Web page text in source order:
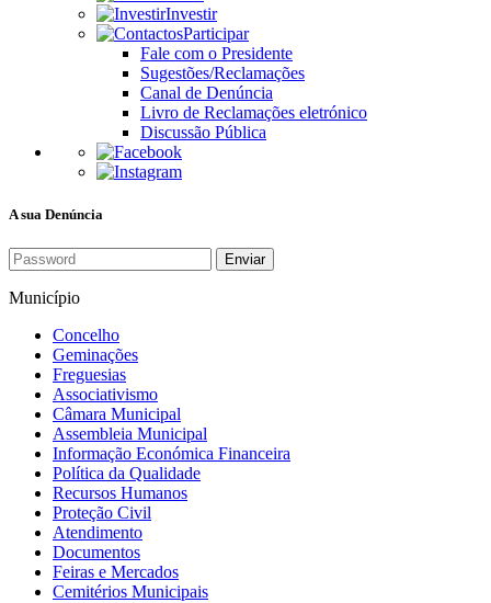
Investir
Participar
Fale com o Presidente
Sugestões/Reclamações
Canal de Denúncia
Livro de Reclamações eletrónico
Discussão Pública
A sua Denúncia
Enviar
Município
Concelho
Geminações
Freguesias
Associativismo
Câmara Municipal
Assembleia Municipal
Informação Económica Financeira
Política da Qualidade
Recursos Humanos
Proteção Civil
Atendimento
Documentos
Feiras e Mercados
Cemitérios Municipais